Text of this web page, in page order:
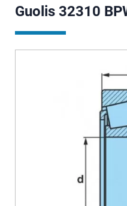
Guolis 32310